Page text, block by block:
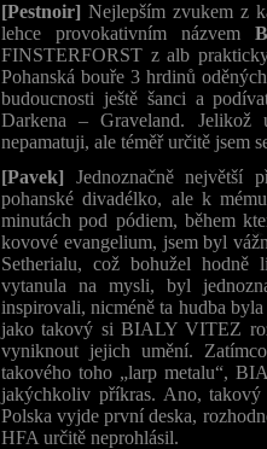
[Pestnoir] Nejlepším zvukem z
lehce provokativním názvem
FINSTERFORST z alb
Pohanská bouře 3 hrdinů
budoucnosti ještě šanci a
Darkena – Graveland. Jelikož
nepamatuji, ale téměř určitě jsem
[Pavek] Jednoznačně největší
pohanské divadélko, ale k
minutách pod pódiem, během
kovové evangelium, jsem byl
Setherialu, což bohužel
vytanula na mysli, byl
inspirovali, nicméně ta hudba
jako takový si BIALY VITEZ
vyniknout jejich umění.
takového toho „larp metalu“,
jakýchkoliv příkras. Ano,
Polska vyjde první deska,
HFA určitě neprohlásil.